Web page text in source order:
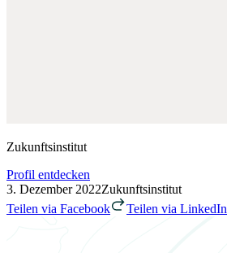
Zukunftsinstitut
Profil entdecken
3. Dezember 2022Zukunftsinstitut
Teilen via Facebook
Teilen via LinkedIn